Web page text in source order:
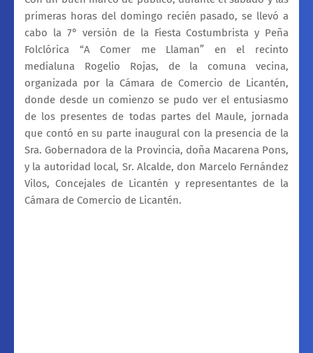
primeras horas del domingo recién pasado, se llevó a
cabo la 7° versión de la Fiesta Costumbrista y Peña
Folclórica “A Comer me Llaman” en el recinto
medialuna Rogelio Rojas, de la comuna vecina,
organizada por la Cámara de Comercio de Licantén,
donde desde un comienzo se pudo ver el entusiasmo
de los presentes de todas partes del Maule, jornada
que contó en su parte inaugural con la presencia de la
Sra. Gobernadora de la Provincia, doña Macarena Pons,
y la autoridad local, Sr. Alcalde, don Marcelo Fernández
Vilos, Concejales de Licantén y representantes de la
Cámara de Comercio de Licantén.